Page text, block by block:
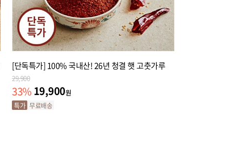
[단독특가] 100% 국내산! 26년 청결 햇 고춧가루
29,900
33% 19,900원
특가 무료배송